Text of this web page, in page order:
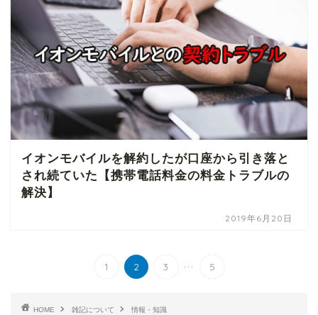
イオンモバイルを解約したが口座から引き落と
され続ていた【携帯電話料金の料金トラブルの
解決】
2019年6月20日
1 2 3 ... 5
HOME 雑記について 情報・知識